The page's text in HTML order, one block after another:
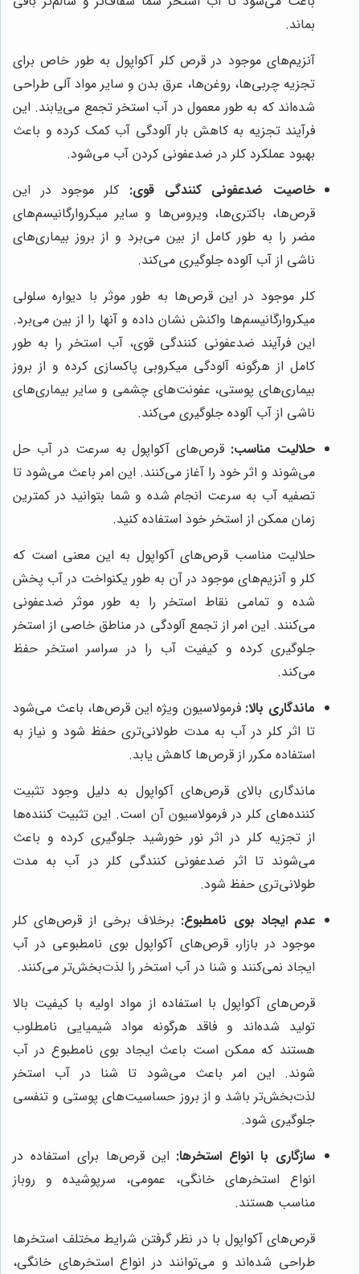
بماند.
آنزیم‌های موجود در قرص کلر آکواپول به طور خاص برای
تجزیه چربی‌ها، روغن‌ها، عرق بدن و سایر مواد آلی طراحی
شده‌اند که به طور معمول در آب استخر تجمع می‌یابند. این
فرآیند تجزیه به کاهش بار آلودگی آب کمک کرده و باعث
بهبود عملکرد کلر در ضدعفونی کردن آب می‌شود.
خاصیت ضدعفونی کنندگی قوی: کلر موجود در این
قرص‌ها، باکتری‌ها، ویروس‌ها و سایر میکروارگانیسم‌های
مضر را به طور کامل از بین می‌برد و از بروز بیماری‌های
ناشی از آب آلوده جلوگیری می‌کند.
کلر موجود در این قرص‌ها به طور موثر با دیواره سلولی
میکروارگانیسم‌ها واکنش نشان داده و آنها را از بین می‌برد.
این فرآیند ضدعفونی کنندگی قوی، آب استخر را به طور
کامل از هرگونه آلودگی میکروبی پاکسازی کرده و از بروز
بیماری‌های پوستی، عفونت‌های چشمی و سایر بیماری‌های
ناشی از آب آلوده جلوگیری می‌کند.
حلالیت مناسب: قرص‌های آکواپول به سرعت در آب حل
می‌شوند و اثر خود را آغاز می‌کنند. این امر باعث می‌شود تا
تصفیه آب به سرعت انجام شده و شما بتوانید در کمترین
زمان ممکن از استخر خود استفاده کنید.
حلالیت مناسب قرص‌های آکواپول به این معنی است که
کلر و آنزیم‌های موجود در آن به طور یکنواخت در آب پخش
شده و تمامی نقاط استخر را به طور موثر ضدعفونی
می‌کنند. این امر از تجمع آلودگی در مناطق خاصی از استخر
جلوگیری کرده و کیفیت آب را در سراسر استخر حفظ
می‌کند.
ماندگاری بالا: فرمولاسیون ویژه این قرص‌ها، باعث می‌شود
تا اثر کلر در آب به مدت طولانی‌تری حفظ شود و نیاز به
استفاده مکرر از قرص‌ها کاهش یابد.
ماندگاری بالای قرص‌های آکواپول به دلیل وجود تثبیت
کننده‌های کلر در فرمولاسیون آن است. این تثبیت کننده‌ها
از تجزیه کلر در اثر نور خورشید جلوگیری کرده و باعث
می‌شوند تا اثر ضدعفونی کنندگی کلر در آب به مدت
طولانی‌تری حفظ شود.
عدم ایجاد بوی نامطبوع: برخلاف برخی از قرص‌های کلر
موجود در بازار، قرص‌های آکواپول بوی نامطبوعی در آب
ایجاد نمی‌کنند و شنا در آب استخر را لذت‌بخش‌تر می‌کنند.
قرص‌های آکواپول با استفاده از مواد اولیه با کیفیت بالا
تولید شده‌اند و فاقد هرگونه مواد شیمیایی نامطلوب
هستند که ممکن است باعث ایجاد بوی نامطبوع در آب
شوند. این امر باعث می‌شود تا شنا در آب استخر
لذت‌بخش‌تر باشد و از بروز حساسیت‌های پوستی و تنفسی
جلوگیری شود.
سازگاری با انواع استخرها: این قرص‌ها برای استفاده در
انواع استخرهای خانگی، عمومی، سرپوشیده و روباز
مناسب هستند.
قرص‌های آکواپول با در نظر گرفتن شرایط مختلف استخرها
طراحی شده‌اند و می‌توانند در انواع استخرهای خانگی،